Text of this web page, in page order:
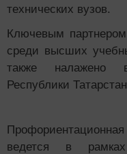
технических вузов.
Ключевым
среди высших
также налажено
Республики
ведется в